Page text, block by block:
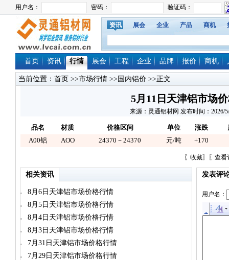
资讯 展会 企业 产品 商机
首页 资讯 行情 展会 工程 企业 品牌 报价 商机
当前位置： 首页 >>市场行情 >>国内铝价 >>正文
5月11日天津铝市场
来源：灵通铝材网 发布时间：2026/
品名 材质 价格区间 单位 涨跌
A00铝
AOO 24370－24370 元/吨 +170
〖 收藏〗〖 查看
相关资讯
8月6日天津铝市场价格行情
8月5日天津铝市场价格行情
8月4日天津铝市场价格行情
8月3日天津铝市场价格行情
7月31日天津铝市场价格行情
7月29日天津铝市场价格行情
发表评
用户名：